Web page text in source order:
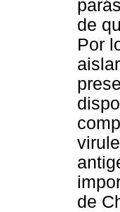
de
Por
de